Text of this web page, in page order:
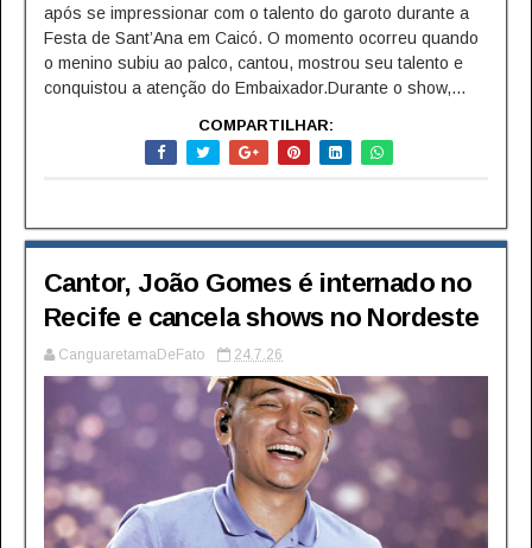
após se impressionar com o talento do garoto durante a
Festa de Sant’Ana em Caicó. O momento ocorreu quando
o menino subiu ao palco, cantou, mostrou seu talento e
conquistou a atenção do Embaixador.Durante o show,...
COMPARTILHAR:
Cantor, João Gomes é internado no
Recife e cancela shows no Nordeste
CanguaretamaDeFato 24.7.26